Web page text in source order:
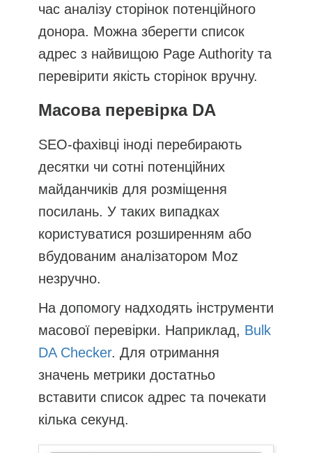
час аналізу сторінок потенційного
донора. Можна зберегти список
адрес з найвищою Page Authority та
перевірити якість сторінок вручну.
Масова перевірка DA
SEO-фахівці іноді перебирають
десятки чи сотні потенційних
майданчиків для розміщення
посилань. У таких випадках
користуватися розширенням або
вбудованим аналізатором Moz
незручно.
На допомогу надходять інструменти
масової перевірки. Наприклад, Bulk
DA Checker. Для отримання
значень метрики достатньо
вставити список адрес та почекати
кілька секунд.